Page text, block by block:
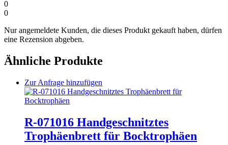
0
0
Nur angemeldete Kunden, die dieses Produkt gekauft haben, dürfen
eine Rezension abgeben.
Ähnliche Produkte
Zur Anfrage hinzufügen
Produkt
Varianten
auf.
Die
R-071016 Handgeschnitztes
Trophäenbrett für Bocktrophäen